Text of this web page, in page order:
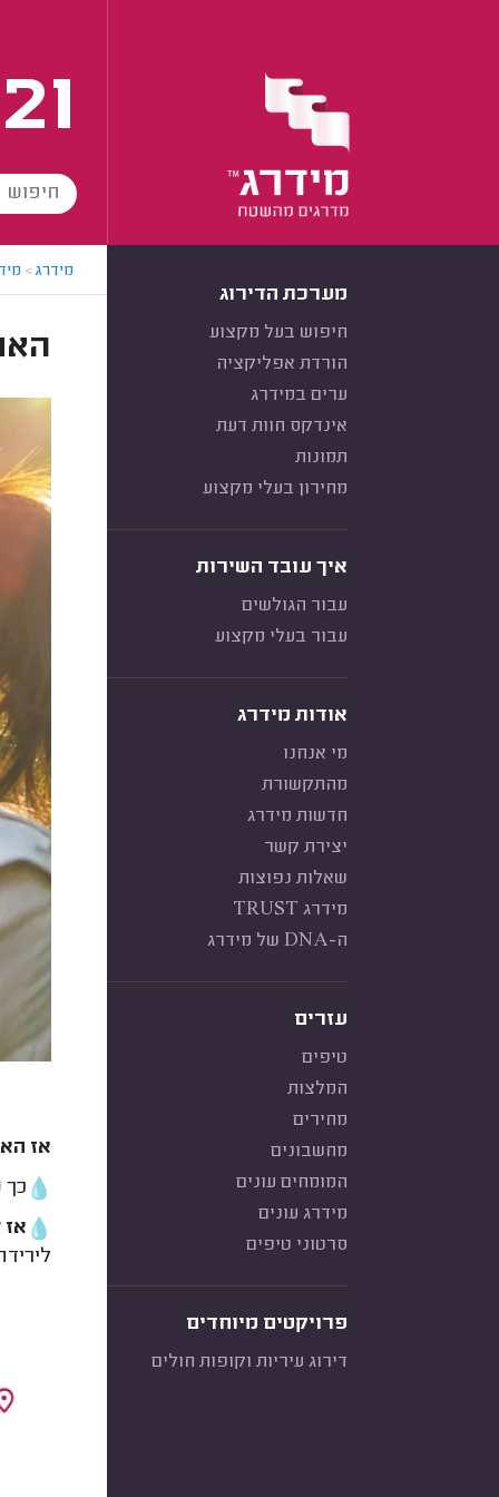
מערכת הדירוג
חיפוש בעל מקצוע
הורדת אפליקציה
ערים במידרג
אינדקס חוות דעת
תמונות
מחירון בעלי מקצוע
איך עובד השירות
עבור הגולשים
עבור בעלי מקצוע
אודות מידרג
מי אנחנו
מהתקשורת
חדשות מידרג
יצירת קשר
שאלות נפוצות
מידרג TRUST
ה-DNA של מידרג
עזרים
טיפים
המלצות
מחירים
מחשבונים
המומחים עונים
מידרג עונים
סרטוני טיפים
פרויקטים מיוחדים
דירוג עיריות וקופות חולים
מידרג>
אז
כך
אז